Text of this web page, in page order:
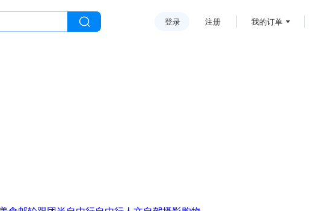
登录 注册 我的订单